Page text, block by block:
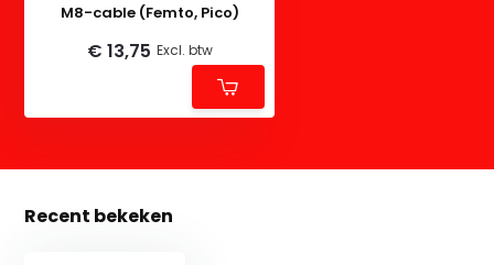
M8-cable (Femto, Pico)
€ 13,75 Excl. btw
Recent bekeken